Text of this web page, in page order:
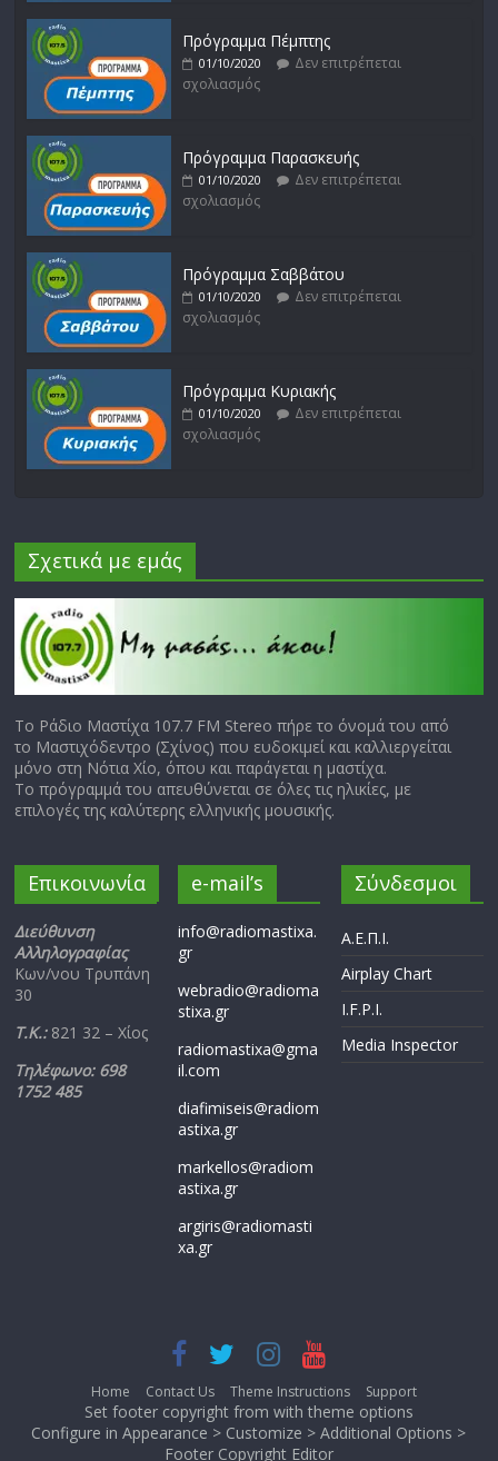
Πρόγραμμα Πέμπτης
01/10/2020
Δεν επιτρέπεται
σχολιασμός
Πρόγραμμα Παρασκευής
01/10/2020
Δεν επιτρέπεται
σχολιασμός
Πρόγραμμα Σαββάτου
01/10/2020
Δεν επιτρέπεται
σχολιασμός
Πρόγραμμα Κυριακής
01/10/2020
Δεν επιτρέπεται
σχολιασμός
Σχετικά με εμάς
Το Ράδιο Μαστίχα 107.7 FM Stereo πήρε το όνομά του από
το Μαστιχόδεντρο (Σχίνος) που ευδοκιμεί και καλλιεργείται
μόνο στη Νότια Χίο, όπου και παράγεται η μαστίχα.
Το πρόγραμμά του απευθύνεται σε όλες τις ηλικίες, με
επιλογές της καλύτερης ελληνικής μουσικής.
Επικοινωνία
Διεύθυνση
Αλληλογραφίας
Κων/νου Τρυπάνη
30
Τ.Κ.: 821 32 – Χίος
Τηλέφωνο: 698
1752 485
e-mail’s
info@radiomastixa.
gr
webradio@radioma
stixa.gr
radiomastixa@gma
il.com
diafimiseis@radiom
astixa.gr
markellos@radiom
astixa.gr
argiris@radiomasti
xa.gr
Σύνδεσμοι
Α.Ε.Π.Ι.
Airplay Chart
I.F.P.I.
Media Inspector
Home Contact Us Theme Instructions Support
Set footer copyright from with theme options
Configure in Appearance > Customize > Additional Options >
Footer Copyright Editor